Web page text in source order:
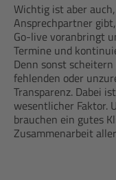
Wichtig ist aber
Ansprechpartner
Go-live voranbringt
Termine und
Denn sonst
fehlenden oder
Transparenz. Dabei
wesentlicher Faktor.
brauchen ein gutes
Zusammenarbeit